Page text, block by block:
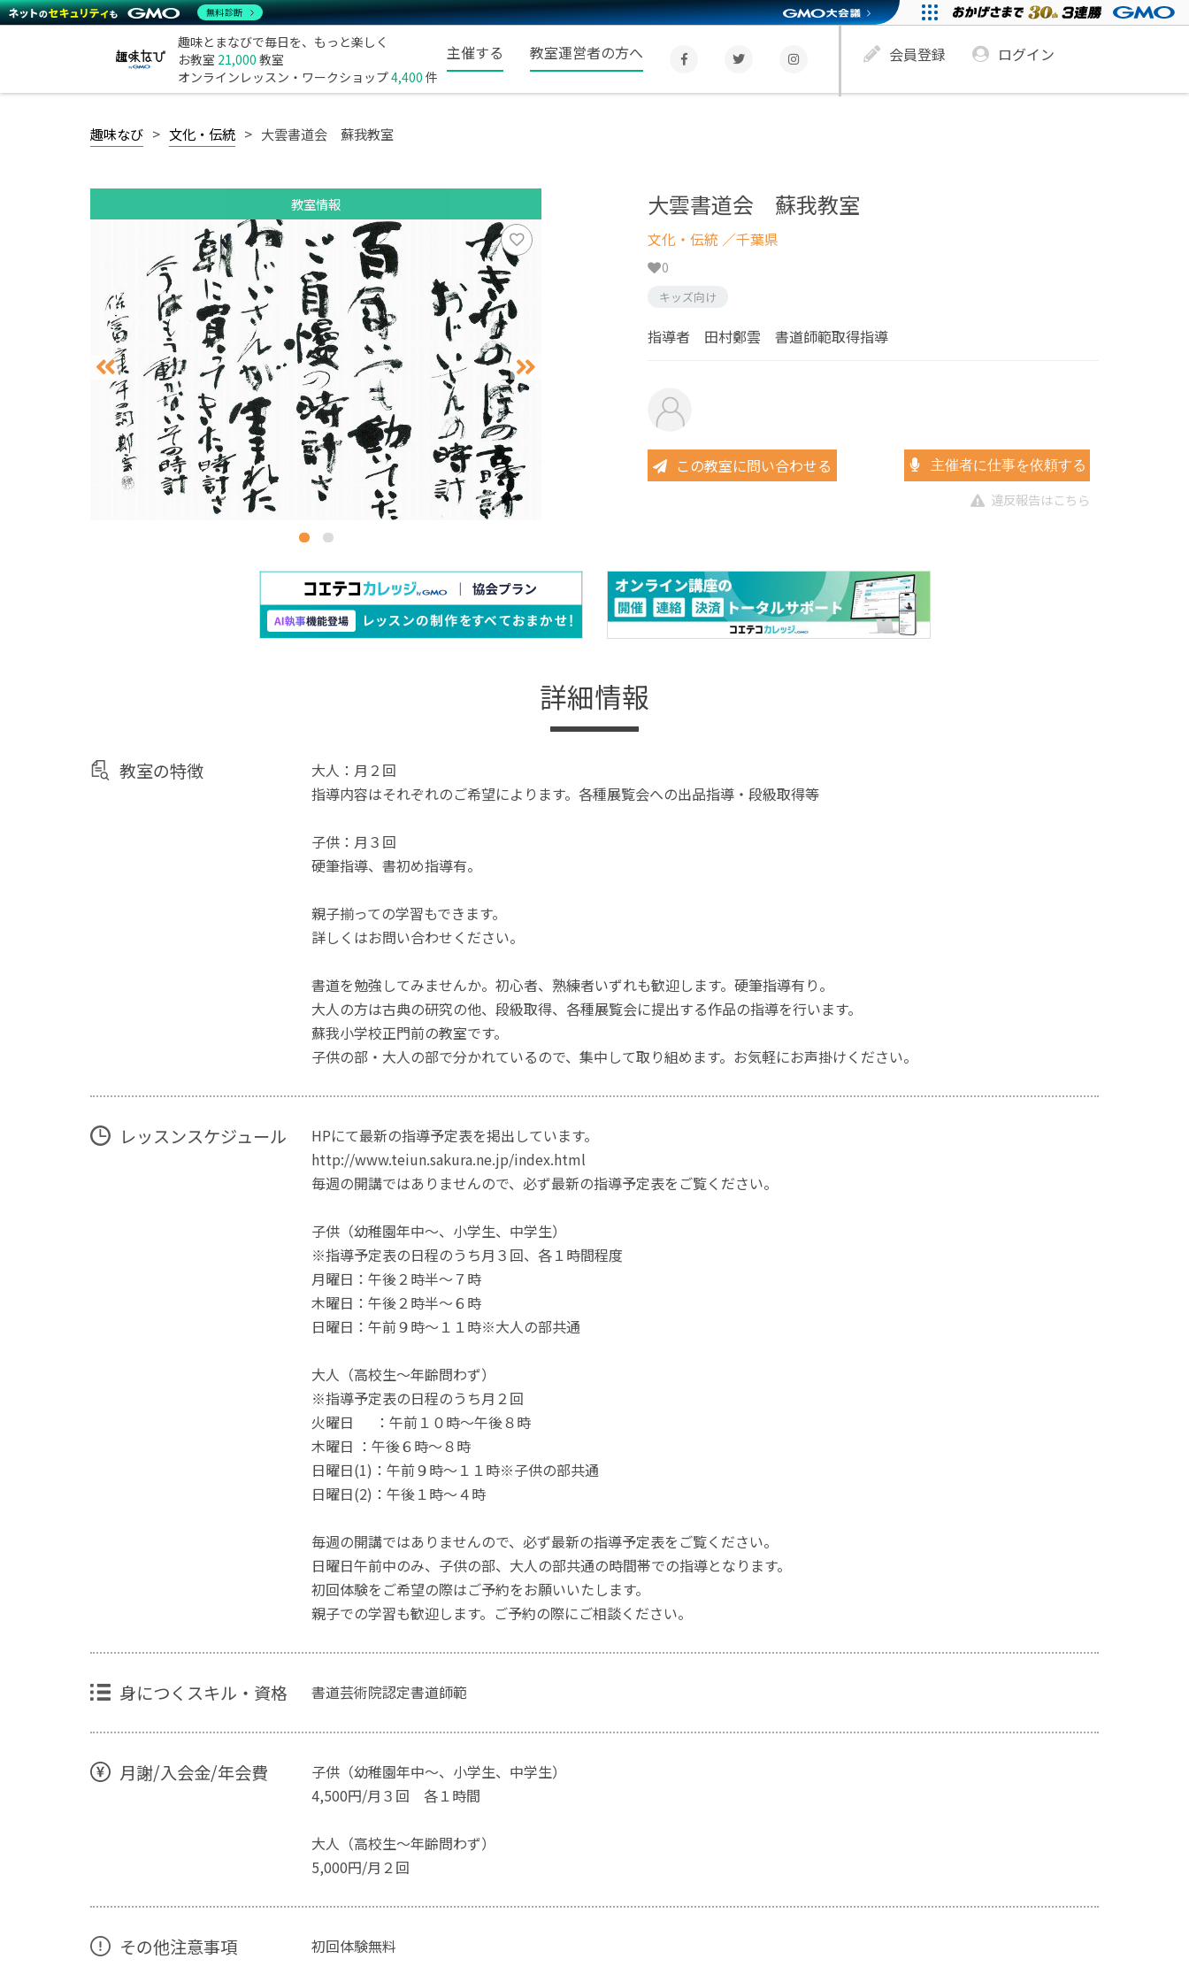
趣味とまなびで毎日を、もっと楽しく
お教室 21,000 教室
オンラインレッスン・ワークショップ4,400 件
主催する 教室運営者の方へ 会員登録 ログイン
趣味なび 文化・伝統 大雲書道会 蘇我教室
教室情報 大雲書道会 蘇我教室
文化・伝統 ／千葉県
0
キッズ向け
指導者 田村鄭雲 書道師範取得指導
この教室に問い合わせる 主催者に仕事を依頼する
違反報告はこちら
詳細情報
教室の特徴
大人：月２回
指導内容はそれぞれのご希望によります。各種展覧会への出品指導・段級取得等
子供：月３回
硬筆指導、書初め指導有。
親子揃っての学習もできます。
詳しくはお問い合わせください。
書道を勉強してみませんか。初心者、熟練者いずれも歓迎します。硬筆指導有り。
大人の方は古典の研究の他、段級取得、各種展覧会に提出する作品の指導を行います。
蘇我小学校正門前の教室です。
子供の部・大人の部で分かれているので、集中して取り組めます。お気軽にお声掛けください。
レッスンスケジュール
HPにて最新の指導予定表を掲出しています。
http://www.teiun.sakura.ne.jp/index.html
毎週の開講ではありませんので、必ず最新の指導予定表をご覧ください。
子供（幼稚園年中～、小学生、中学生）
※指導予定表の日程のうち月３回、各１時間程度
月曜日：午後２時半～７時
木曜日：午後２時半～６時
日曜日：午前９時～１１時※大人の部共通
大人（高校生～年齢問わず）
※指導予定表の日程のうち月２回
火曜日 ：午前１０時～午後８時
木曜日 ：午後６時～８時
日曜日(1)：午前９時～１１時※子供の部共通
日曜日(2)：午後１時～４時
毎週の開講ではありませんので、必ず最新の指導予定表をご覧ください。
日曜日午前中のみ、子供の部、大人の部共通の時間帯での指導となります。
初回体験をご希望の際はご予約をお願いいたします。
親子での学習も歓迎します。ご予約の際にご相談ください。
身につくスキル・資格 書道芸術院認定書道師範
月謝/入会金/年会費
子供（幼稚園年中～、小学生、中学生）
4,500円/月３回 各１時間
大人（高校生～年齢問わず）
5,000円/月２回
その他注意事項 初回体験無料
無料診断